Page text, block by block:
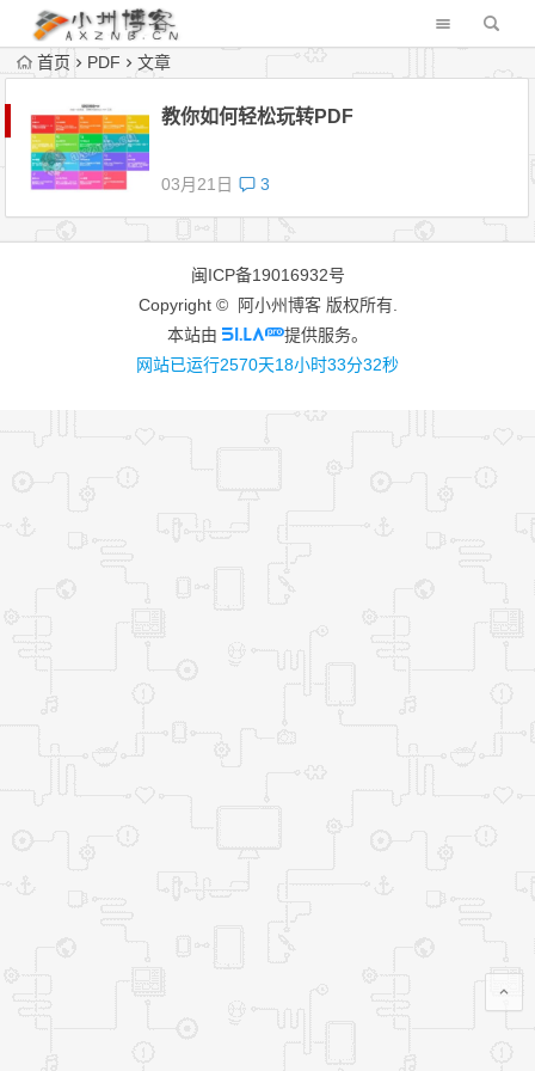
首页 PDF 文章
教你如何轻松玩转PDF
03月21日 3
闽ICP备19016932号
Copyright © 阿小州博客 版权所有.
本站由
提供服务。
网站已运行2570天18小时33分32秒